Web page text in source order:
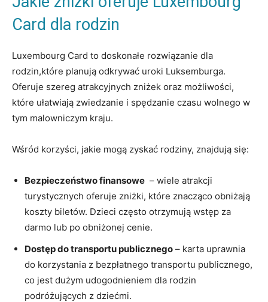
Card dla‌ rodzin
Luxembourg Card ‍to⁤ doskonałe rozwiązanie⁣ dla
rodzin,które planują odkrywać⁢ uroki⁣ Luksemburga.
Oferuje szereg ‍atrakcyjnych zniżek oraz możliwości,
które⁣ ułatwiają zwiedzanie i spędzanie czasu wolnego w
tym malowniczym kraju.
Wśród‌ korzyści,⁢ jakie mogą zyskać rodziny, znajdują się:
Bezpieczeństwo finansowe ‌ – wiele atrakcji
turystycznych oferuje⁢ zniżki, które znacząco obniżają
koszty biletów. Dzieci‍ często otrzymują wstęp za ​
darmo lub po obniżonej cenie.
Dostęp ⁤do transportu publicznego – karta uprawnia
do​ korzystania z bezpłatnego transportu publicznego,
co jest dużym udogodnieniem ‍dla rodzin
podróżujących z dziećmi.